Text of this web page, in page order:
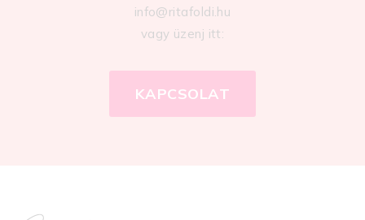
info@ritafoldi.hu
vagy üzenj itt:
KAPCSOLAT